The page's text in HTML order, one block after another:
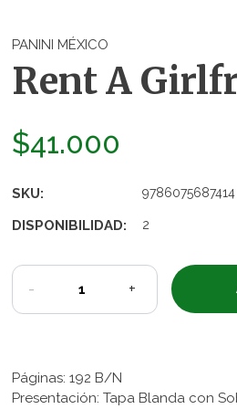
PANINI MÉXICO
Rent A
$41.000
SKU: 9786075687414
DISPONIBILIDAD: 2
- +
Páginas: 192 B/N
Presentación: Tapa Blanda con